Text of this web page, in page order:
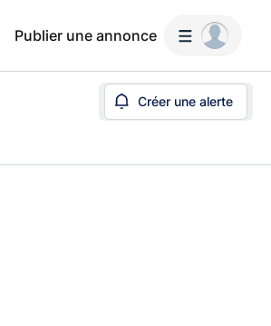
Publier une annonce
Créer une alerte